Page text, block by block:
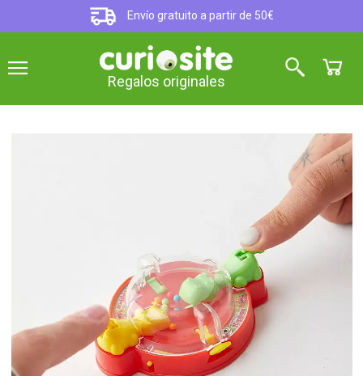
Envío gratuito a partir de 50€
Regalos originales